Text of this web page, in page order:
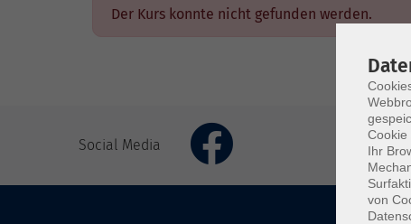
Der Kurs konnte nicht gefunden werden.
Social Media
Cookie
Ihr
von